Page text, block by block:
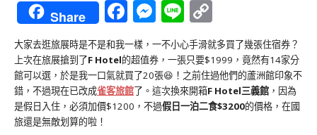
Share Facebook
Messenger
Line
Link
大家去逛旅展時是不是和我一樣，一不小心手滑就多買了幾張住宿券？
上次在旅展搶到了F Hotel的超值券，一張只要$1999，竟然有14家分
館可以選，於是我一口氣就買了20張😆！之前住過他們的蘆洲館印象不
錯，不過現在已改成雀客旅館了。這次換來開箱F Hotel三義館 ，因為
是假日入住，必須加價$1200，不過假日一泊二食$3200的價格，在國
旅還是無敵划算的啦！